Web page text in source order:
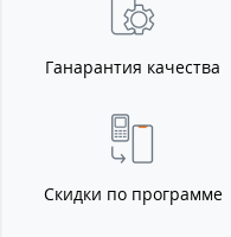
Ганарантия качества
Скидки по программе